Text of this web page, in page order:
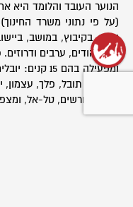
הנוער העובד והלומד היא
(על פי נתוני משרד
בעיר, בקיבוץ, במושב,
ומפעילה בהם
מכמנים, תובל, פלך,
אשבל, חרשים, טל-אל,